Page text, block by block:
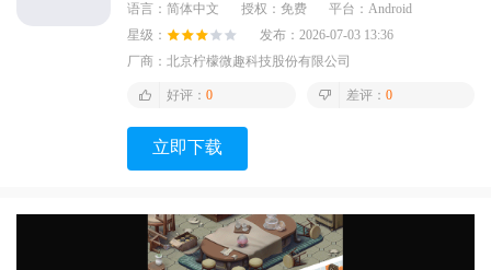
语言： 简体中文 授权： 免费 平台： Android
星级：
发布： 2026-07-03 13:36
厂商： 北京柠檬微趣科技股份有限公司
好评： 0 差评： 0
立即下载